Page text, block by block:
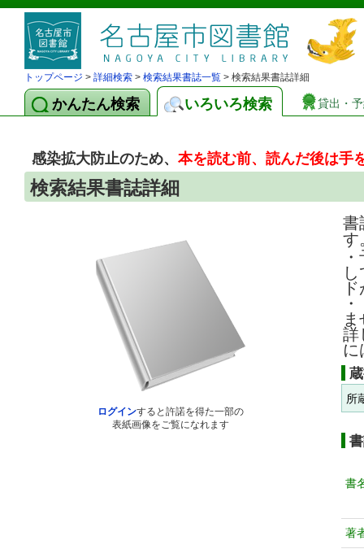
トップページ > 詳細検索 > 検索結果書誌一覧 > 検索結果書誌詳細
かんたん検索 いろいろ検索 貸出・
感染拡大防止のため、本を読む前、読んだ後は手
検索結果書誌詳細
ログインすると許諾を得た一部の
表紙画像をご覧になれます
書
す
詳
に
所
書
著